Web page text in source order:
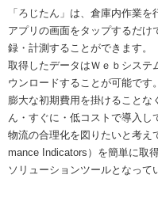
倉庫業について
倉庫業PR動画（ポータ
トランクルームの利用
入会のご案内
地区倉庫協会一覧
倉庫協会ウェブタウン
～倉庫協会ポータルサ
新物効法対応ガイド
補助金のご案内
お役立ち情報
人材の確保・育成に関
講習会等ご案内
講習会を探す
倉庫管理主任者講習会
倉庫管理主任者講習会
申請・お問い合わせ
申請・お問い合わせ
お問い合わせ
ご意見箱
新着情報
メルマガ登録
「ろじたん」は、倉庫内作業
アプリの画面をタップするだ
録・計測することができます。
取得したデータはＷｅｂシステ
ウンロードすることが可能です。
膨大な初期費用を掛けることな
ん・すぐに・低コストで導入し
物流の合理化を図りたいと考え
mance Indicators）を簡単に取
ソリューションツールとなって